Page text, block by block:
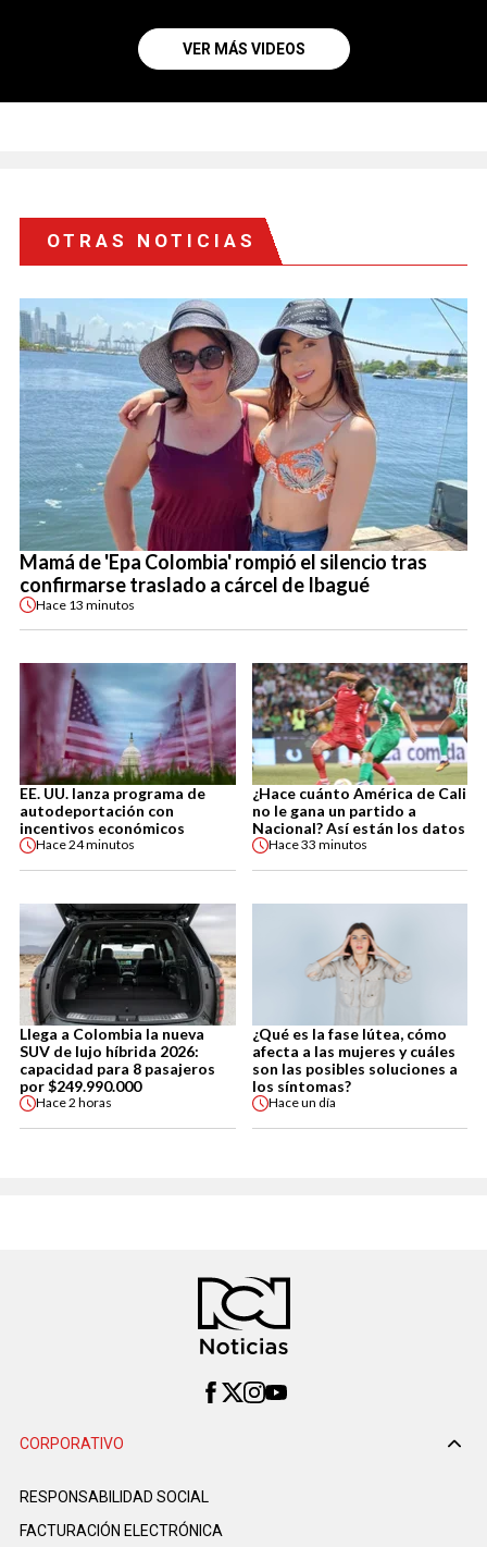
VER MÁS VIDEOS
OTRAS NOTICIAS
Mamá de 'Epa Colombia' rompió el silencio tras
confirmarse traslado a cárcel de Ibagué
Hace 13 minutos
EE. UU. lanza programa de
autodeportación con
incentivos económicos
Hace24 minutos
¿Hace cuánto América de Cali
no le gana un partido a
Nacional? Así están los datos
Hace33 minutos
Llega a Colombia la nueva
SUV de lujo híbrida 2026:
capacidad para 8 pasajeros
por $249.990.000
Hace2 horas
¿Qué es la fase lútea, cómo
afecta a las mujeres y cuáles
son las posibles soluciones a
los síntomas?
Haceun día
CORPORATIVO
RESPONSABILIDAD SOCIAL
FACTURACIÓN ELECTRÓNICA